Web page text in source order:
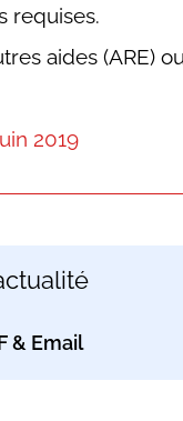
requises.
aides (ARE)
2019